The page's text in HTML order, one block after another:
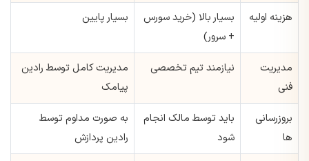
هزینه اولیه
بسیار بالا (خرید سورس
+ سرور)
بسیار پایین
مدیریت
فنی
نیازمند تیم تخصصی
مدیریت کامل توسط رادین
پیامک
بروزرسانی
ها
باید توسط مالک انجام
شود
به صورت مداوم توسط
رادین پردازش